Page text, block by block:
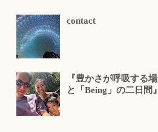
contact
『豊かさが呼吸する
と「Being」の二日間』